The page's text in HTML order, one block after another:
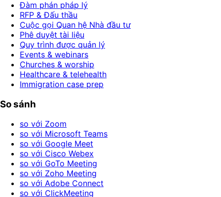
Đàm phán pháp lý
RFP & Đấu thầu
Cuộc gọi Quan hệ Nhà đầu tư
Phê duyệt tài liệu
Quy trình được quản lý
Events & webinars
Churches & worship
Healthcare & telehealth
Immigration case prep
So sánh
so với Zoom
so với Microsoft Teams
so với Google Meet
so với Cisco Webex
so với GoTo Meeting
so với Zoho Meeting
so với Adobe Connect
so với ClickMeeting